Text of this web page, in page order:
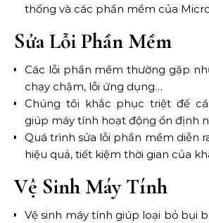
thống và các phần mềm của
Sửa Lỗi Phần Mềm
Các lỗi phần mềm thường gặp
chạy chậm, lỗi ứng dụng…
Chúng tôi khắc phục triệt để
giúp máy tính hoạt động ổn định
Quá trình sửa lỗi phần mềm diễn
hiệu quả, tiết kiệm thời gian của
Vệ Sinh Máy Tính
Vệ sinh máy tính giúp loại bỏ bụi